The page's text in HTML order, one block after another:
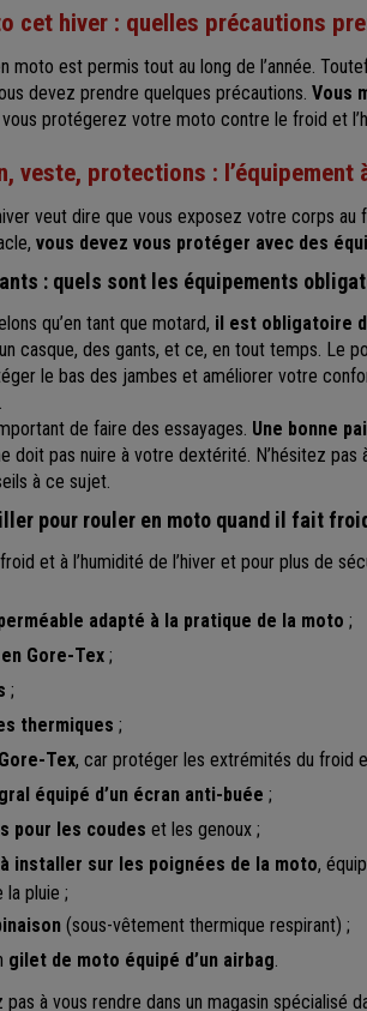
cet hiver : quelles précautions
moto est permis tout au long de l’année.
devez prendre quelques précautions. Vous
protégerez votre moto contre le froid et
veste, protections :
veut dire que vous exposez votre corps
vous devez vous protéger avec des
: quels sont les équipements
qu’en tant que motard, il est obligatoire
casque, des gants, et ce, en tout temps. Le
le bas des jambes et améliorer votre
de faire des essayages. Une bonne
doit pas nuire à votre dextérité. N’hésitez pas
à ce sujet.
pour rouler en moto quand il fait
et à l’humidité de l’hiver et pour plus de
adapté à la pratique de la moto ;
Gore-Tex ;
;
thermiques ;
Tex, car protéger les extrémités du froid
équipé d’un écran anti-buée ;
pour les coudes et les genoux ;
installer sur les poignées de la moto,
pluie ;
(sous-vêtement thermique respirant) ;
gilet de moto équipé d’un airbag
pas à vous rendre dans un magasin spécialisé